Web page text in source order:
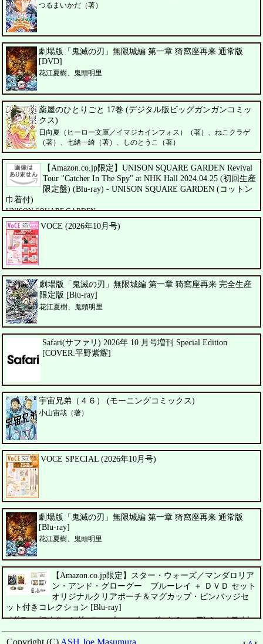
つるまいかだ（著）
劇場版「鬼滅の刃」無限城編 第一章 猗窩座再来 通常版
[DVD]
花江夏樹、鬼頭明里
薬屋のひとりごと 17巻 (デジタル版ビッグガンガンコミッ
クス)
日向夏（ヒーロー文庫／イマジカインフォス）（著）、ねこクラゲ
（著）、七緒一綺（著）、しのとうこ（著）
【Amazon.co.jp限定】UNISON SQUARE GARDEN Revival
Tour "Catcher In The Spy" at NHK Hall 2024.04.25 (初回生産
限定盤) (Blu-ray) - UNISON SQUARE GARDEN (コットン
巾着付)
UNISON SQUARE GARDEN
VOCE (2026年10月号)
劇場版「鬼滅の刃」無限城編 第一章 猗窩座再来 完全生産
限定版 [Blu-ray]
花江夏樹、鬼頭明里
Safari(サファリ) 2026年 10 月号増刊 Special Edition
[COVER:平野紫耀]
宇宙兄弟（４６） (モーニングコミックス)
小山宙哉（著）
VOCE SPECIAL (2026年10月号)
劇場版「鬼滅の刃」無限城編 第一章 猗窩座再来 通常版
[Blu-ray]
花江夏樹、鬼頭明里
【Amazon.co.jp限定】スター・ウォーズ／マンダロリア
ン・アンド・グローグー ブルーレイ ＋ ＤＶＤ セット
オリジナルクリアポーチ＆マグカップ・ピンバッジセ
ット付きコレクション [Blu-ray]
ペドロ・パスカル、シガーニー・ウィーバー、ジェレミー・アレン・ホワイト
Copyright (C) ASH Joe Masumura